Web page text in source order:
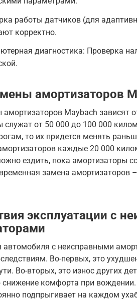
работы датчиков (для
корректно.
диагностика: Проверка
амортизаторов
Maybach зависят
служат от 50 000 до 100 000
то их придется менять
каждые 20 000
ездить, пока амортизаторы
замена амортизаторов
эксплуатации с
автомобиля с неисправными
Во-первых, это
Во-вторых, это износ других
снижение комфорта при
подпрыгивает на каждом